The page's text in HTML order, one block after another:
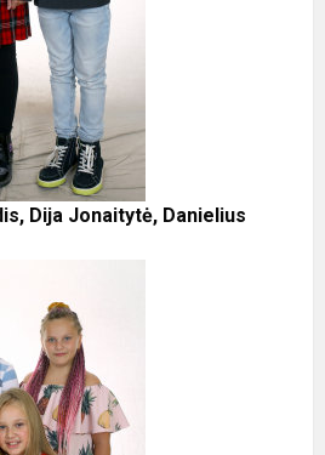
Dija Jonaitytė, Danielius